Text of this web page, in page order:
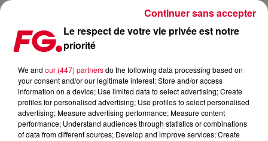
HUGEL DÉVOILE LOOSEN UP, LE FUTUR TUBE DE L'ÉTÉ ?
Publié : 27 juin 2025 à 14h24 par Jean-Baptiste BLANDIN
Le respect de votre vie privée est notre
priorité
We and our (447) partnersdo the following data processing based on
your consent and/or our legitimate interest: Store and/or access
information on a device; Use limited data to select advertising; Create
profiles for personalised advertising; Use profiles to select personalised
advertising; Measure advertising performance; Measure content
performance; Understand audiences through statistics or combinations
of data from different sources; Develop and improve services; Create
Continuer sans accepter